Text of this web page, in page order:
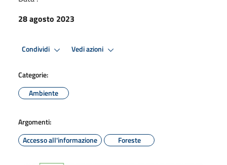
28 agosto 2023
Condividi Vedi azioni
Categorie:
Ambiente
Argomenti:
Accesso all'informazione
Foreste